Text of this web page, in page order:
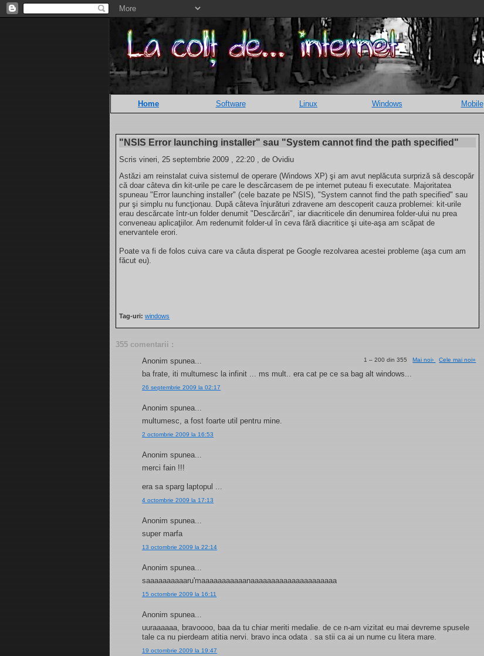
Home Software Linux Windows Mobile
"NSIS Error launching installer" sau "System cannot find the path specified"
Scris vineri, 25 septembrie 2009 , 22:20 , de Ovidiu
Astăzi am reinstalat cuiva sistemul de operare (Windows XP) şi am avut neplăcuta surpriză să descopăr
că doar câteva din kit-urile pe care le descărcasem de pe internet puteau fi executate. Majoritatea
spuneau "Error launching installer" (cele bazate pe NSIS), "System cannot find the path specified" sau
pur şi simplu nu funcţionau. După câteva înjurături zdravene am descoperit cauza problemei: kit-urile
erau descărcate într-un folder denumit "Descărcări", iar diacriticele din denumirea folder-ului nu prea
conveneau aplicaţiilor. Am redenumit folder-ul în ceva fără diacritice şi uite-aşa am scăpat de
enervantele erori.
Poate va fi de folos cuiva care va căuta disperat pe Google rezolvarea acestei probleme (aşa cum am
făcut eu).
Tag-uri:windows
355 comentarii :
1 – 200 din 355Mai noi› Cele mai noi»
Anonim spunea...
ba frate, iti multumesc la infinit ... ms mult.. era cat pe ce sa bag alt windows...
26 septembrie 2009 la 02:17
Anonim spunea...
multumesc, a fost foarte util pentru mine.
2 octombrie 2009 la 16:53
Anonim spunea...
merci fain !!!
era sa sparg laptopul ...
4 octombrie 2009 la 17:13
Anonim spunea...
super marfa
13 octombrie 2009 la 22:14
Anonim spunea...
saaaaaaaaaaru'maaaaaaaaaaanaaaaaaaaaaaaaaaaaaaaa
15 octombrie 2009 la 16:11
Anonim spunea...
uuraaaaaa, bravoooo, baa da tu chiar meriti medalie. de ce n-am vizitat eu mai devreme spusele
tale ca nu pierdeam atitia nervi. bravo inca odata . sa stii ca ai un nume cu litera mare.
19 octombrie 2009 la 19:47